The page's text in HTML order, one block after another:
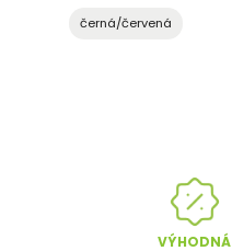
černá/červená
VÝHODNÁ